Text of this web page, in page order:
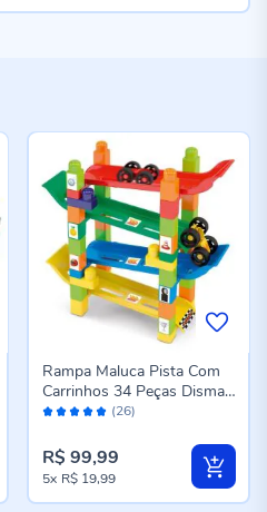
Avaliação: (26)
Rampa Maluca Pista Com
Carrinhos 34 Peças Dismat
- 2127
R$ 99,99
5x R$ 19,99